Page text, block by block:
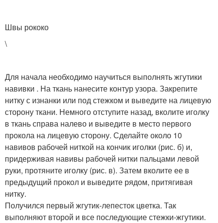
Швы рококо
\
Для начала необходимо научиться выполнять жгутики
навивки . На ткань нанесите контур узора. Закрепите
нитку с изнанки или под стежком и выведите на лицевую
сторону ткани. Немного отступите назад, вколите иголку
в ткань справа налево и выведите в место первого
прокола на лицевую сторону. Сделайте около 10
навивов рабочей ниткой на кончик иголки (рис. б) и,
придерживая навивы рабочей нитки пальцами левой
руки, протяните иголку (рис. в). Затем вколите ее в
предыдущий прокол и выведите рядом, притягивая
нитку.
Получился первый жгутик-лепесток цветка. Так
выполняют второй и все последующие стежки-жгутики.